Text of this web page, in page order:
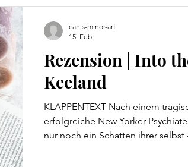
Rezension | Into
Keeland
KLAPPENTEXT Nach einem
erfolgreiche New Yorker
nur noch ein Schatten ihrer selbst
canis-minor-art
15. Feb.